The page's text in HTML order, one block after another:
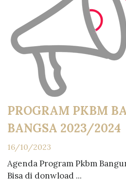
PROGRAM PKBM
BANGSA 2023/2024
16/10/2023
Agenda Program Pkbm
Bisa di donwload ...